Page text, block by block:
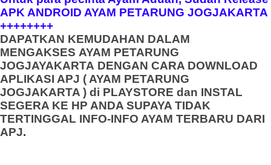
APK ANDROID AYAM PETARUNG JOGJAKARTA
++++++++
DAPATKAN KEMUDAHAN DALAM
MENGAKSES AYAM PETARUNG
JOGJAYAKARTA DENGAN CARA DOWNLOAD
APLIKASI APJ ( AYAM PETARUNG
JOGJAKARTA ) di PLAYSTORE dan INSTAL
SEGERA KE HP ANDA SUPAYA TIDAK
TERTINGGAL INFO-INFO AYAM TERBARU DARI
APJ.